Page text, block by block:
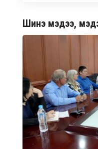
Шинэ мэдээ,